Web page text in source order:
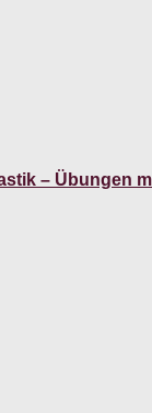
– Übungen